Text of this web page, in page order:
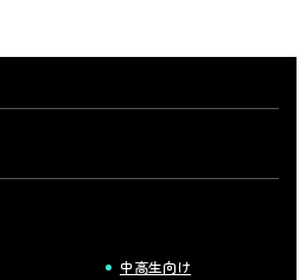
中高生向け